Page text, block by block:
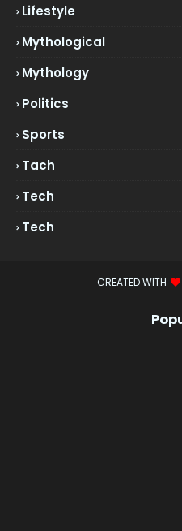
Lifestyle
Mythological
Mythology
Politics
Sports
Tach
Tech
Tech
CREATED WITH